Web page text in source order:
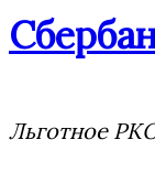
Льготное